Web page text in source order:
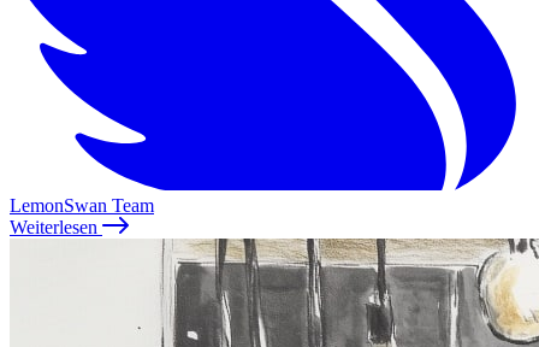
LemonSwan Team
Weiterlesen